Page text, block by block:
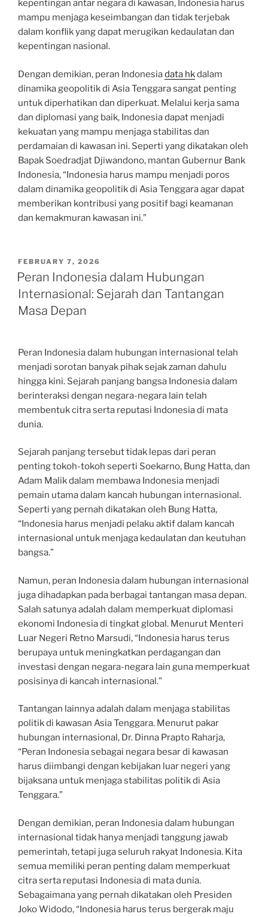
kepentingan antar negara di kawasan, Indonesia harus
mampu menjaga keseimbangan dan tidak terjebak
dalam konflik yang dapat merugikan kedaulatan dan
kepentingan nasional.
Dengan demikian, peran Indonesiadata hkdalam
dinamika geopolitik di Asia Tenggara sangat penting
untuk diperhatikan dan diperkuat. Melalui kerja sama
dan diplomasi yang baik, Indonesia dapat menjadi
kekuatan yang mampu menjaga stabilitas dan
perdamaian di kawasan ini. Seperti yang dikatakan oleh
Bapak Soedradjat Djiwandono, mantan Gubernur Bank
Indonesia, “Indonesia harus mampu menjadi poros
dalam dinamika geopolitik di Asia Tenggara agar dapat
memberikan kontribusi yang positif bagi keamanan
dan kemakmuran kawasan ini.”
POSTED
ON
FEBRUARY 7, 2026
Peran Indonesia dalam Hubungan
Internasional: Sejarah dan Tantangan
Masa Depan
Peran Indonesia dalam hubungan internasional telah
menjadi sorotan banyak pihak sejak zaman dahulu
hingga kini. Sejarah panjang bangsa Indonesia dalam
berinteraksi dengan negara-negara lain telah
membentuk citra serta reputasi Indonesia di mata
dunia.
Sejarah panjang tersebut tidak lepas dari peran
penting tokoh-tokoh seperti Soekarno, Bung Hatta, dan
Adam Malik dalam membawa Indonesia menjadi
pemain utama dalam kancah hubungan internasional.
Seperti yang pernah dikatakan oleh Bung Hatta,
“Indonesia harus menjadi pelaku aktif dalam kancah
internasional untuk menjaga kedaulatan dan keutuhan
bangsa.”
Namun, peran Indonesia dalam hubungan internasional
juga dihadapkan pada berbagai tantangan masa depan.
Salah satunya adalah dalam memperkuat diplomasi
ekonomi Indonesia di tingkat global. Menurut Menteri
Luar Negeri Retno Marsudi, “Indonesia harus terus
berupaya untuk meningkatkan perdagangan dan
investasi dengan negara-negara lain guna memperkuat
posisinya di kancah internasional.”
Tantangan lainnya adalah dalam menjaga stabilitas
politik di kawasan Asia Tenggara. Menurut pakar
hubungan internasional, Dr. Dinna Prapto Raharja,
“Peran Indonesia sebagai negara besar di kawasan
harus diimbangi dengan kebijakan luar negeri yang
bijaksana untuk menjaga stabilitas politik di Asia
Tenggara.”
Dengan demikian, peran Indonesia dalam hubungan
internasional tidak hanya menjadi tanggung jawab
pemerintah, tetapi juga seluruh rakyat Indonesia. Kita
semua memiliki peran penting dalam memperkuat
citra serta reputasi Indonesia di mata dunia.
Sebagaimana yang pernah dikatakan oleh Presiden
Joko Widodo, “Indonesia harus terus bergerak maju